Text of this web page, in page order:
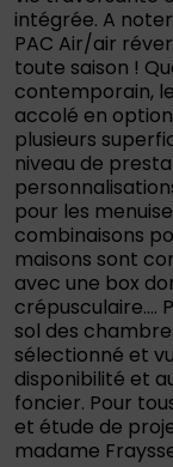
intégrée. A
PAC Air/air
toute saison !
contemporain,
accolé en
plusieurs
niveau de
pour les
combinaisons
maisons sont
avec une box
crépusculaire….
sol des
sélectionné et
disponibilité et
foncier. Pour
et étude de
madame